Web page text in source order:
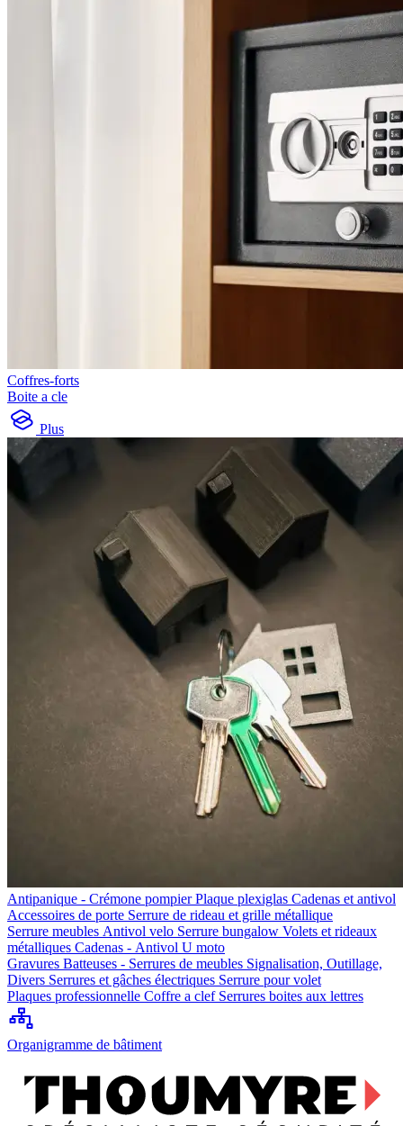
Coffres-forts
Boite a cle
Plus
Antipanique - Crémone pompierPlaque plexiglas Cadenas et antivol
Accessoires de porte Serrure de rideau et grille métallique
Serrure meubles Antivol velo Serrure bungalow Volets et rideaux
métalliques Cadenas - Antivol U moto
Gravures Batteuses - Serrures de meubles Signalisation, Outillage,
Divers Serrures et gâches électriques Serrure pour volet
Plaques professionnelle Coffre a clef Serrures boites aux lettres
Organigramme de bâtiment